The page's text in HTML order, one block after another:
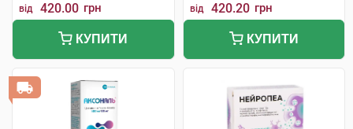
від 420.00 грн
КУПИТИ
від 420.20 грн
КУПИТИ